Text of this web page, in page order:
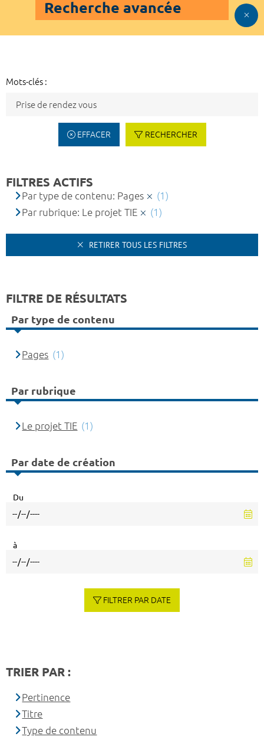
Recherche avancée
Mots-clés :
EFFACER RECHERCHER
FILTRES ACTIFS
Par type de contenu: Pages
(1)
Par rubrique: Le projet TIE
(1)
RETIRER TOUS LES FILTRES
FILTRE DE RÉSULTATS
Par type de contenu
Pages (1)
Par rubrique
Le projet TIE (1)
Par date de création
Du
à
FILTRER PAR DATE
TRIER PAR :
Pertinence
Titre
Type de contenu